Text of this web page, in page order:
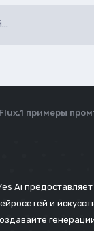
Flux.1 примеры
Ai
и